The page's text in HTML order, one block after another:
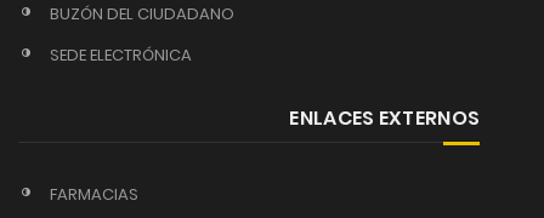
BUZÓN DEL CIUDADANO
SEDE ELECTRÓNICA
ENLACES EXTERNOS
FARMACIAS